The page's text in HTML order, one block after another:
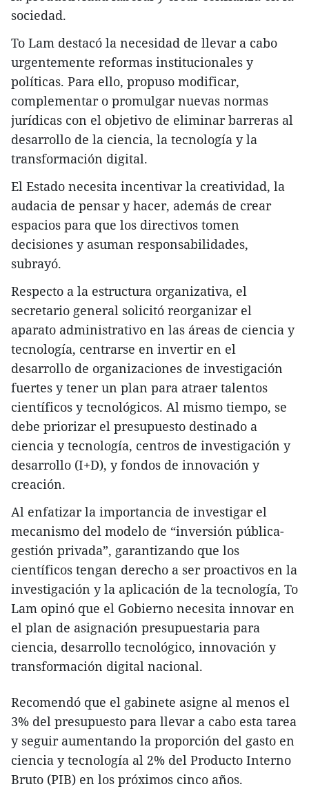
sociedad.
To Lam destacó la necesidad de llevar a cabo
urgentemente reformas institucionales y
políticas. Para ello, propuso modificar,
complementar o promulgar nuevas normas
jurídicas con el objetivo de eliminar barreras al
desarrollo de la ciencia, la tecnología y la
transformación digital.
El Estado necesita incentivar la creatividad, la
audacia de pensar y hacer, además de crear
espacios para que los directivos tomen
decisiones y asuman responsabilidades,
subrayó.
Respecto a la estructura organizativa, el
secretario general solicitó reorganizar el
aparato administrativo en las áreas de ciencia y
tecnología, centrarse en invertir en el
desarrollo de organizaciones de investigación
fuertes y tener un plan para atraer talentos
científicos y tecnológicos. Al mismo tiempo, se
debe priorizar el presupuesto destinado a
ciencia y tecnología, centros de investigación y
desarrollo (I+D), y fondos de innovación y
creación.
Al enfatizar la importancia de investigar el
mecanismo del modelo de “inversión pública-
gestión privada”, garantizando que los
científicos tengan derecho a ser proactivos en la
investigación y la aplicación de la tecnología, To
Lam opinó que el Gobierno necesita innovar en
el plan de asignación presupuestaria para
ciencia, desarrollo tecnológico, innovación y
transformación digital nacional.
Recomendó que el gabinete asigne al menos el
3% del presupuesto para llevar a cabo esta tarea
y seguir aumentando la proporción del gasto en
ciencia y tecnología al 2% del Producto Interno
Bruto (PIB) en los próximos cinco años.